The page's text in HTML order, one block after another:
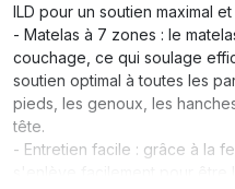
ILD pour un soutien maximal
- Matelas à 7 zones : le
couchage, ce qui soulage
soutien optimal à toutes les
pieds, les genoux, les
tête.
- Entretien facile : grâce à la